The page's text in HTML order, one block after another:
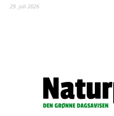
29. juli 2026